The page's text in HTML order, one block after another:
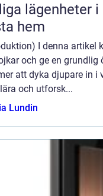
lägenheter
hem
I denna artikel
och ge en grundlig
att dyka djupare in i
och utforsk...
Lundin